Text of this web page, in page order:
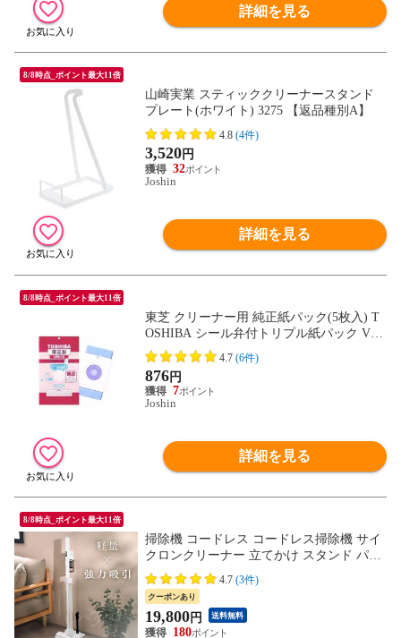
詳細を見る
8/8時点_ポイント最大11倍
山崎実業 スティッククリーナースタンド
プレート(ホワイト) 3275 【返品種別A】
4.8 (4件)
3,520円
32
Joshin
詳細を見る
8/8時点_ポイント最大11倍
東芝 クリーナー用 純正紙パック(5枚入) T
OSHIBA シール弁付トリプル紙パック VPF
-5 【返品種別A】
4.7 (6件)
876円
7
Joshin
詳細を見る
8/8時点_ポイント最大11倍
掃除機 コードレス コードレス掃除機 サイ
クロンクリーナー 立てかけ スタンド パワ
ーブラシ 超軽量 充電式 ESP-SL600ホワイ
ト 吸引力 スティッククリーナー ハンディ
小型 山善 YAMAZEN 【送料無料】
4.7 (3件)
クーポンあり
19,800円 送料無料
180